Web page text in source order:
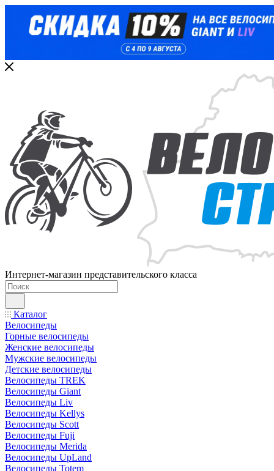
Интернет-магазин представительского класса
Каталог
Велосипеды
Горные велосипеды
Женские велосипеды
Мужские велосипеды
Детские велосипеды
Велосипеды TREK
Велосипеды Giant
Велосипеды Liv
Велосипеды Kellys
Велосипеды Scott
Велосипеды Fuji
Велосипеды Merida
Велосипеды UpLand
Велосипеды Totem